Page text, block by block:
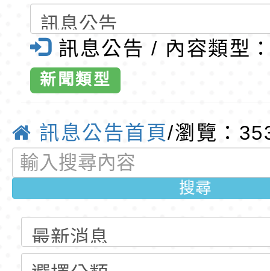
育專業人員資格者報
理人員」甄選
梯特教代課教師甄選
公告(尚有缺額)
錄取公告-桃園市桃
民小學115學年度「
班教師助理員」甄選
東門國小115學年度
梯特教代理教師甄選
特殊教育學生及幼兒
說明影片
光城市手牽手，綠能
走」動畫影片
本府115年70歲以上
員健康講座「吃得安
心」，請退休同仁踴
清華光罩教學專業論
動時代中的好老師：
教師韌性
轉環境部「淨零綠領
程」
轉農業部桃園區農業
「115年食農教育專
錄取公告-桃園市桃
活動實施計畫
市東門國小
訊息公告 / 內容類型
新聞類型
訊息公告首頁/瀏覽：
搜尋